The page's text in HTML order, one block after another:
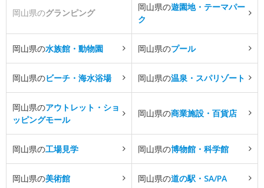
岡山県のグランピング
岡山県の遊園地・テーマパー
ク
岡山県の水族館・動物園 岡山県のプール
岡山県のビーチ・海水浴場 岡山県の温泉・スパリゾート
岡山県のアウトレット・ショ
ッピングモール
岡山県の商業施設・百貨店
岡山県の工場見学 岡山県の博物館・科学館
岡山県の美術館 岡山県の道の駅・SA/PA